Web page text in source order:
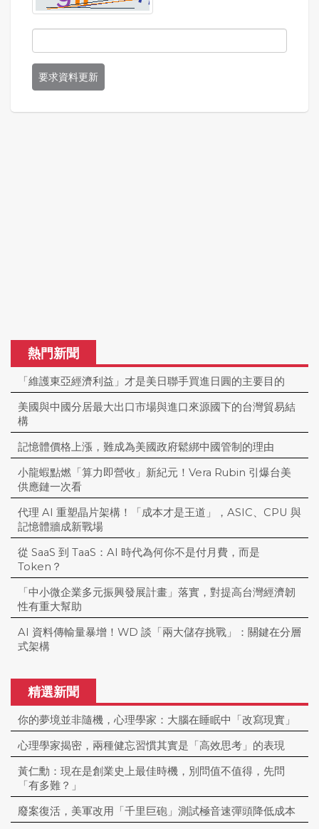
要求資料更新
熱門新聞
「維護東亞經濟利益」才是美日聯手買進日圓的主要目的
美國與中國分居最大出口市場與進口來源國下的台灣貿易結
構
記憶體價格上漲，難成為美國政府鬆綁中國管制的理由
小龍蝦點燃「算力即營收」新紀元！Vera Rubin 引爆台美
供應鏈一次看
代理 AI 重塑晶片架構！「成本才是王道」，ASIC、CPU 與
記憶體牆成新戰場
從 SaaS 到 TaaS：AI 時代為何你不是付月費，而是
Token？
「中小微企業多元振興發展計畫」落實，對提高台灣經濟韌
性有重大幫助
AI 資料傳輸量暴增！WD 談「兩大儲存挑戰」：關鍵在分層
式架構
精選新聞
你的夢境並非隨機，心理學家：大腦在睡眠中「改寫現實」
心理學家揭密，兩種健忘習慣其實是「高效思考」的表現
黃仁勳：現在是創業史上最佳時機，別問值不值得，先問
「有多難？」
廢案復活，美軍改用「千里巨砲」測試極音速彈頭降低成本